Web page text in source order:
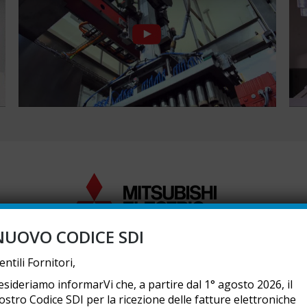
ELECTRIC VIDEO
CODICE SDI
Fornitori,
informarVi che, a partire dal 1° agosto 2026, il
Codice SDI per la ricezione delle fatture elettroniche